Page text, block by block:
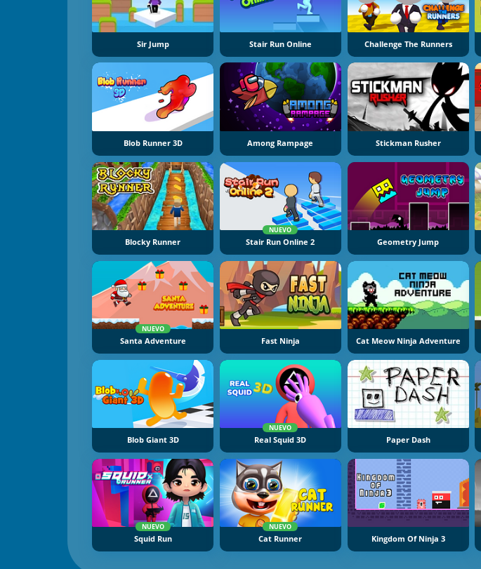
Sir Jump Stair Run Online Challenge The Runners
Blob Runner 3D Among Rampage Stickman Rusher
Blocky Runner
NUEVO
Stair Run Online 2 Geometry Jump
NUEVO
Santa Adventure Fast Ninja Cat Meow Ninja Adventure
Blob Giant 3D
NUEVO
Real Squid 3D Paper Dash
NUEVO
Squid Run
NUEVO
Cat Runner Kingdom Of Ninja 3